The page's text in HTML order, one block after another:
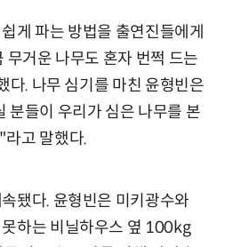
게 파는 방법을 출연진들에게
무거운 나무도 혼자 번쩍 드는
다. 나무 심기를 마친 윤형빈은
분들이 우리가 심은 나무를 본
고 말했다.
됐다. 윤형빈은 미키광수와
하는 비닐하우스 옆 100kg